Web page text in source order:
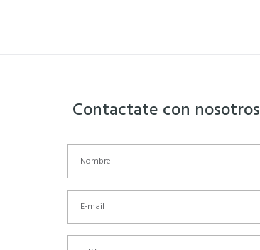
Contactate con nosotros